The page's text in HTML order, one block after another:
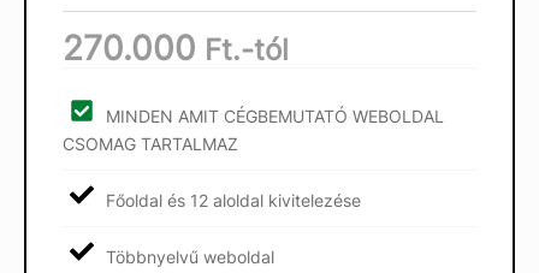
270.000 Ft.-tól
MINDEN AMIT CÉGBEMUTATÓ WEBOLDAL
CSOMAG TARTALMAZ
Főoldal és 12 aloldal kivitelezése
Többnyelvű weboldal